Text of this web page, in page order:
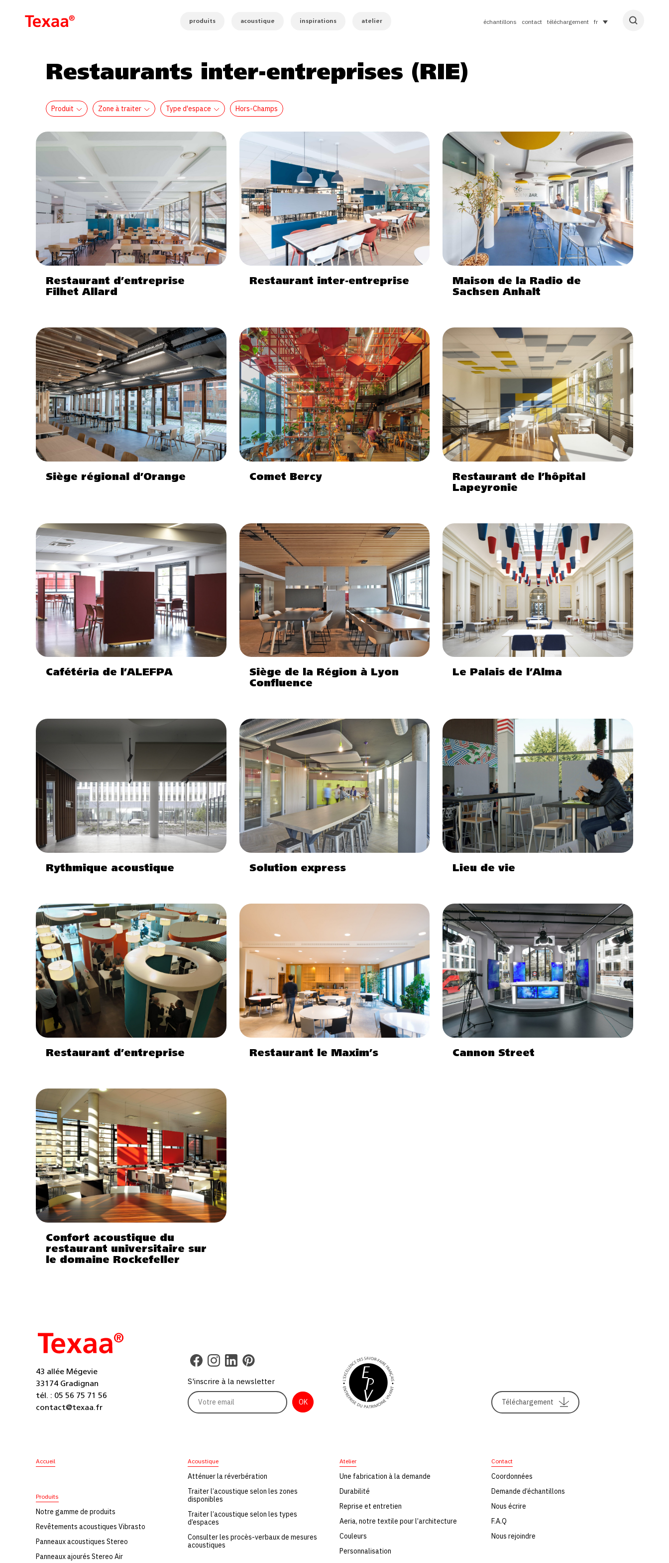
produits acoustique inspirations atelier échantillons contact téléchargement fr
Restaurants inter-entreprises (RIE)
Produit Zone à traiter Type d'espace Hors-Champs
Restaurant d’entreprise
Filhet Allard
Restaurant inter-entreprise
Maison de la Radio de
Sachsen Anhalt
Siège régional d’Orange Comet Bercy
Restaurant de l’hôpital
Lapeyronie
Cafétéria de l’ALEFPA
Siège de la Région à Lyon
Confluence
Le Palais de l’Alma
Rythmique acoustique Solution express Lieu de vie
Restaurant d’entreprise Restaurant le Maxim’s Cannon Street
Confort acoustique du
restaurant universitaire sur
le domaine Rockefeller
43 allée Mégevie
33174 Gradignan
tél. : 05 56 75 71 56
contact@texaa.fr
S'inscrire à la newsletter
Téléchargement
Accueil
Produits
Notre gamme de produits
Revêtements acoustiques Vibrasto
Panneaux acoustiques Stereo
Panneaux ajourés Stereo Air
Acoustique
Atténuer la réverbération
Traiter l’acoustique selon les zones
disponibles
Traiter l’acoustique selon les types
d’espaces
Consulter les procès-verbaux de mesures
acoustiques
Atelier
Une fabrication à la demande
Durabilité
Reprise et entretien
Aeria, notre textile pour l’architecture
Couleurs
Personnalisation
Contact
Coordonnées
Demande d’échantillons
Nous écrire
F.A.Q
Nous rejoindre